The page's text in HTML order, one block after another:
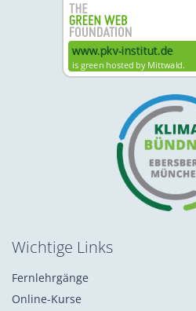
Wichtige Links
Fernlehrgänge
Online-Kurse